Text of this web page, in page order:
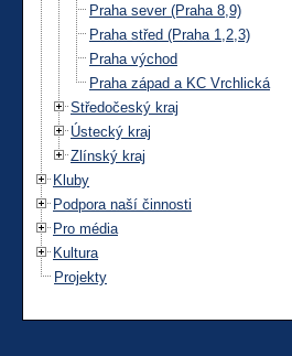
Praha sever (Praha 8,9)
Praha střed (Praha 1,2,3)
Praha východ
Praha západ a KC Vrchlická
Středočeský kraj
Ústecký kraj
Zlínský kraj
Kluby
Podpora naší činnosti
Pro média
Kultura
Projekty